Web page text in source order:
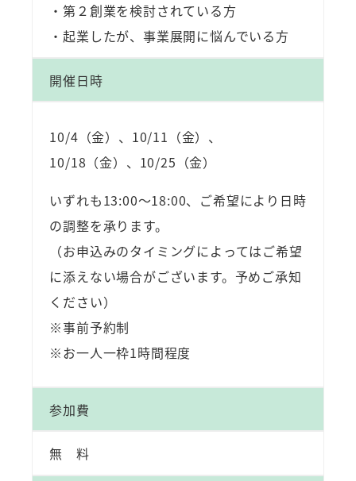
・第２創業を検討されている方
・起業したが、事業展開に悩んでいる方
開催日時
10/4（金）、10/11（金）、
10/18（金）、10/25（金）
いずれも13:00～18:00、ご希望により日時
の調整を承ります。
（お申込みのタイミングによってはご希望
に添えない場合がございます。予めご承知
ください）
※事前予約制
※お一人一枠1時間程度
参加費
無 料